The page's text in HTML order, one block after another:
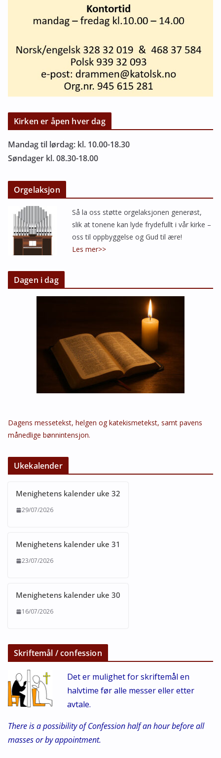
Kirken er åpen hver dag
Mandag til lørdag: kl. 10.00-18.30
Søndager kl. 08.30-18.00
Orgelaksjon
Så la oss støtte orgelaksjonen generøst,
slik at tonene kan lyde frydefullt i vår kirke –
oss til oppbyggelse og Gud til ære!
Les mer>>
Dagen i dag
Dagens messetekst, helgen og katekismetekst, samt pavens
månedlige bønnintensjon.
Ukekalender
Menighetens kalender uke 32
29/07/2026
Menighetens kalender uke 31
23/07/2026
Menighetens kalender uke 30
16/07/2026
Skriftemål / confession
Det er mulighet for skriftemål en
halvtime før alle messer eller etter
avtale.
There is a possibility of Confession half an hour before all
masses or by appointment.